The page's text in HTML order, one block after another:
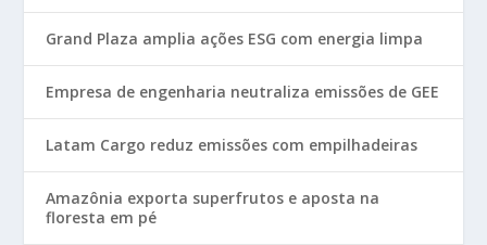
Grand Plaza amplia ações ESG com energia limpa
Empresa de engenharia neutraliza emissões de GEE
Latam Cargo reduz emissões com empilhadeiras
Amazônia exporta superfrutos e aposta na
floresta em pé